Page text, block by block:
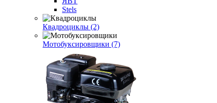
Stels
Квадроциклы (2)
Мотобуксировщики (7)